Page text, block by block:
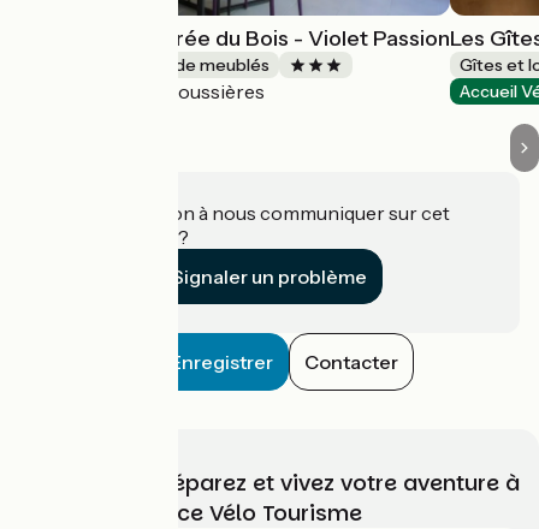
Les Gîtes de l'Orée du Bois - Violet Passion
Gîtes et locations de meublés
Boussières
Les
Gîtes et
Accueil
Une information à nous communiquer sur cet
établissement ?
Signaler un problème
Enregistrer Contacter
Choisissez, préparez et vivez votre aventure à
vélo avec France Vélo Tourisme